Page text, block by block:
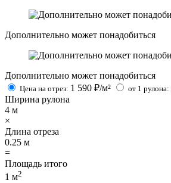
Дополнительно может понадобиться
Дополнительно может понадобиться
Цена на отрез: 1 590 ₽/м² от 1 рулона:
Ширина рулона
4 м
×
Длина отреза
0.25 м
=
Площадь итого
1 м2